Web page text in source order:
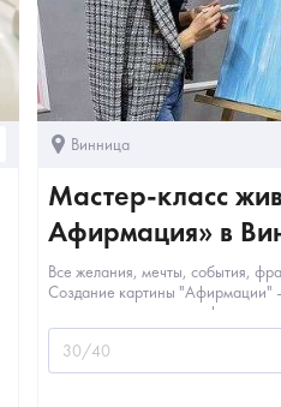
Винница
Мастер-класс
Афирмация» в
Все желания, мечты, события,
Создание картины "Афирмации"
запечатлеть ценную информацию
30/40